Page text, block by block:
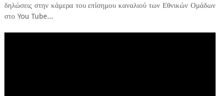
δηλώσεις στην κάμερα του επίσημου καναλιού των Εθνικών Ομάδων
στο You Tube...